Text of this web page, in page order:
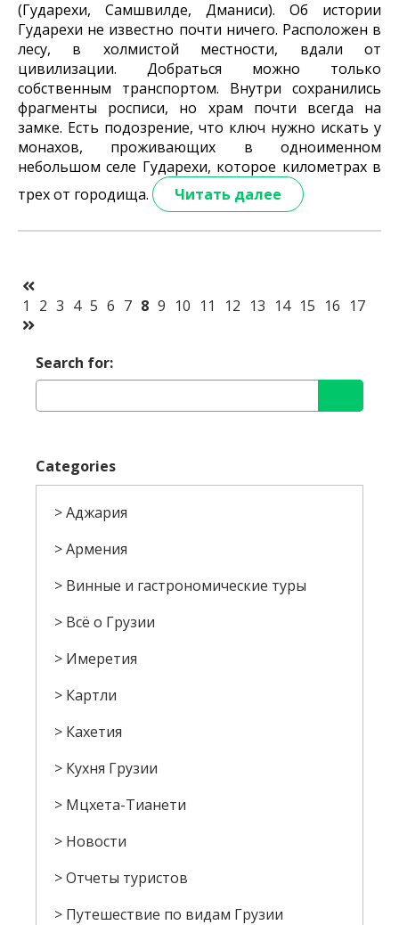
(Гударехи, Самшвилде, Дманиси). Об истории
Гударехи не известно почти ничего. Расположен в
лесу, в холмистой местности, вдали от
цивилизации. Добраться можно только
собственным транспортом. Внутри сохранились
фрагменты росписи, но храм почти всегда на
замке. Есть подозрение, что ключ нужно искать у
монахов, проживающих в одноименном
небольшом селе Гударехи, которое километрах в
трех от городища.
Читать далее
1 2 3 4 5 6 7 8 9 10 11 12 13 14 15 16 17
Search for:
Categories
Аджария
Армения
Винные и гастрономические туры
Всё о Грузии
Имеретия
Картли
Кахетия
Кухня Грузии
Мцхета-Тианети
Новости
Отчеты туристов
Путешествие по видам Грузии